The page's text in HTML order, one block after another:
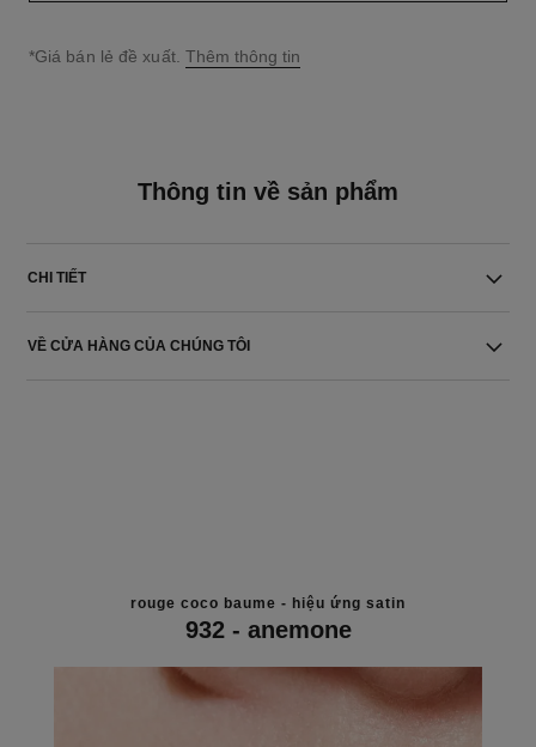
↩
*Giá bán lẻ đề xuất. Thêm thông tin
Thông tin về sản phẩm
CHI TIẾT
VỀ CỬA HÀNG CỦA CHÚNG TÔI
rouge coco baume - hiệu ứng satin
932 - anemone